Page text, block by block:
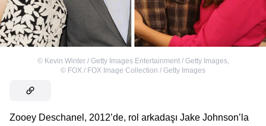
© Kevin Winter / Getty Images Entertainment / Getty Images,
© FOX / FOX Image Collection / Getty Images
Zooey Deschanel, 2012’de, rol arkadaşı Jake Johnson’la